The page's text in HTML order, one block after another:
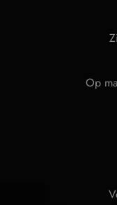
Op